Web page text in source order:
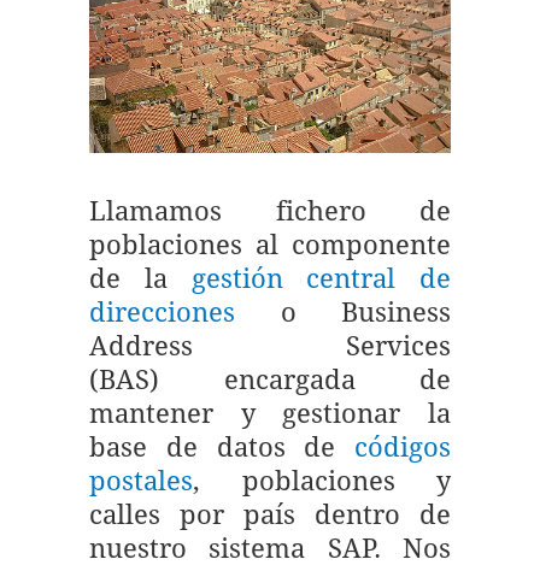
Llamamos fichero de
poblaciones al componente
de la gestión central de
direcciones o Business
Address Services
(BAS) encargada de
mantener y gestionar la
base de datos de códigos
postales, poblaciones y
calles por país dentro de
nuestro sistema SAP. Nos